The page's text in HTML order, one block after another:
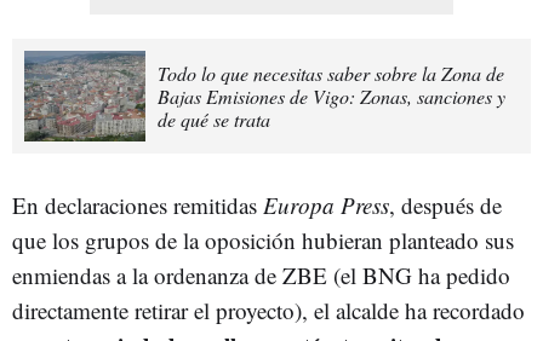
Todo lo que necesitas saber sobre la Zona de
Bajas Emisiones de Vigo: Zonas, sanciones y
de qué se trata
En declaraciones remitidas Europa Press, después de
que los grupos de la oposición hubieran planteado sus
enmiendas a la ordenanza de ZBE (el BNG ha pedido
directamente retirar el proyecto), el alcalde ha recordado